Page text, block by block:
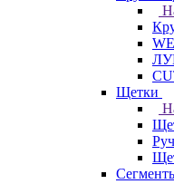
Щетки